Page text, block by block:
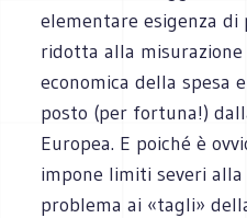
elementare esigenza di
ridotta alla
economica della spesa
posto (per fortuna!)
Europea. E poiché è
impone limiti severi alla
problema ai «tagli»